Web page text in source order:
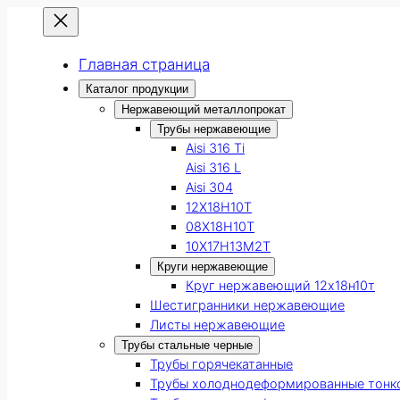
Главная страница
Каталог продукции
Нержавеющий металлопрокат
Трубы нержавеющие
Aisi 316 Ti
Aisi 316 L
Aisi 304
12Х18Н10Т
08Х18Н10Т
10Х17Н13М2Т
Круги нержавеющие
Круг нержавеющий 12х18н10т
Шестигранники нержавеющие
Листы нержавеющие
Трубы стальные черные
Трубы горячекатанные
Трубы холоднодеформированные